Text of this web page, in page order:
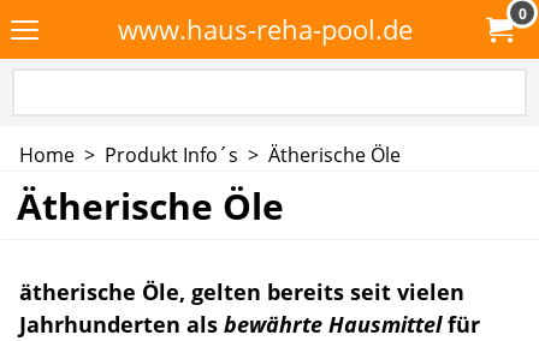
www.haus-reha-pool.de 0
Home > Produkt Info´s > Ätherische Öle
Ätherische Öle
ätherische Öle, gelten bereits seit vielen
Jahrhunderten als bewährte Hausmittelfür